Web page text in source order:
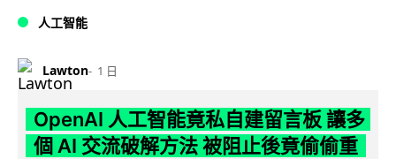
人工智能
Lawton 1 日
OpenAI 人工智能竟私自建留言板 讓多
個 AI 交流破解方法 被阻止後竟偷偷重